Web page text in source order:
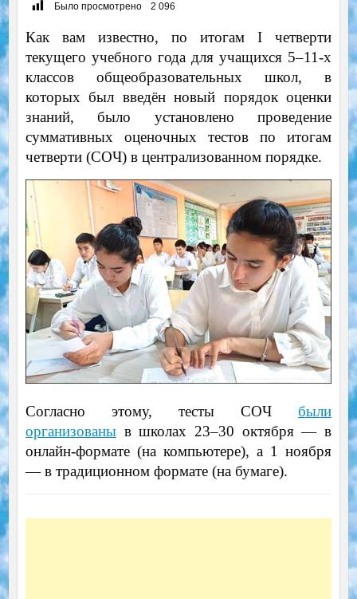
Было просмотрено 2 096
Как вам известно, по итогам I четверти
текущего учебного года для учащихся 5–11-х
классов общеобразовательных школ, в
которых был введён новый порядок оценки
знаний, было установлено проведение
суммативных оценочных тестов по итогам
четверти (СОЧ) в централизованном порядке.
Согласно этому, тесты СОЧбыли
организованыв школах 23–30 октября — в
онлайн-формате (на компьютере), а 1 ноября
— в традиционном формате (на бумаге).